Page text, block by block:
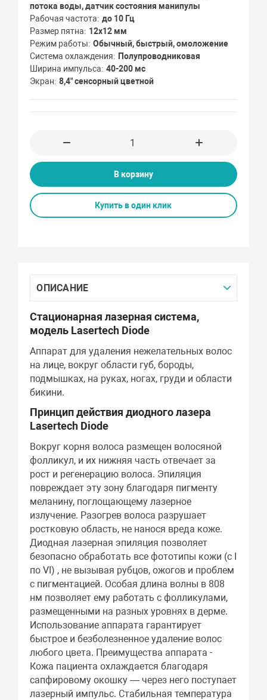
потока воды, датчик состояния манипулы
Рабочая частота до 10 Гц
Размер пятна
12х12 мм
Режим работы Обычный, быстрый, омоложение
Система охлаждения
Полупроводниковая
Ширина импульса 40-200 мс
Экран 8,4" сенсорный цветной
В корзину
Купить в один клик
ОПИСАНИЕ
Стационарная лазерная система,
модель Lasertech Diode
Аппарат для удаления нежелательных волос
на лице, вокруг области губ, бороды,
подмышках, на руках, ногах, груди и области
бикини.
Принцип действия диодного лазера
Lasertech Diode
Вокруг корня волоса размещен волосяной
фолликул, и их нижняя часть отвечает за
рост и регенерацию волоса. Эпиляция
повреждает эту зону благодаря пигменту
меланину, поглощающему лазерное
излучение. Разогрев волоса разрушает
ростковую область, не нанося вреда коже.
Диодная лазерная эпиляция позволяет
безопасно обработать все фототипы кожи (с I
по VI) , не вызывая рубцов, ожогов и проблем
с пигментацией. Особая длина волны в 808
нм позволяет ему работать с фолликулами,
размещенными на разных уровнях в дерме.
Использование аппарата гарантирует
быстрое и безболезненное удаление волос
любого цвета. Преимущества аппарата -
Кожа пациента охлаждается благодаря
сапфировому окошку — через него поступает
лазерный импульс. Стабильная температура